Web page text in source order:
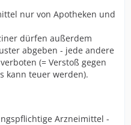
nur von Apotheken und
dürfen außerdem
abgeben - jede andere
(= Verstoß gegen
kann teuer werden).
Arzneimittel -